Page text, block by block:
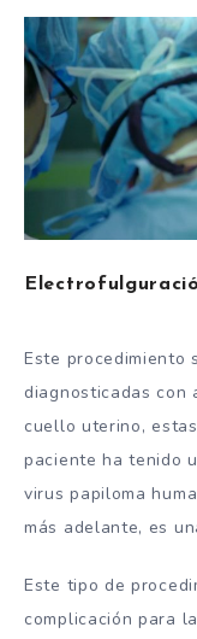
Este procedimiento
diagnosticadas con
cuello uterino,
paciente ha tenido
virus papiloma
más adelante, es
Este tipo de
complicación para